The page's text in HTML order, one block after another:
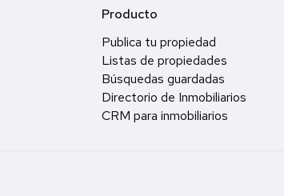
Producto
Publica tu propiedad
Listas de propiedades
Búsquedas guardadas
Directorio de Inmobiliarios
CRM para inmobiliarios